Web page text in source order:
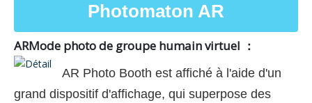
Photomaton AR
ARMode photo de groupe humain virtuel ：
AR Photo Booth est affiché à l'aide d'un
grand dispositif d'affichage, qui superpose des